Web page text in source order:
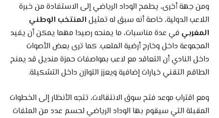
ومن جهة أخرى، يطمح الوداد الرياضي إلى الاستفادة من خبرة
اللاعب الدولية، خاصة أنه سبق له تمثيلالمنتخب الوطني
المغربيفي عدة مناسبات، ما يمنحه رصيدا مهما يمكن أن يفيد
المجموعة داخل وخارج أرضية الملعب. كما ترى بعض الأصوات
داخل النادي أن التعاقد مع لاعب بمواصفات حمزة منديل قد يمنح
الطاقم التقني خيارات إضافية ويعزز التوازن داخل التشكيلة.
ومع اقتراب موعد فتح سوق الانتقالات، تتجه الأنظار إلى الخطوات
المقبلة التي سيقوم بها الوداد الرياضي لحسم عدد من الملفات